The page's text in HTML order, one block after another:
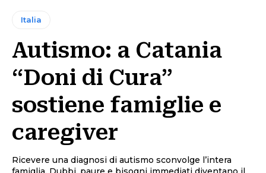
Italia
Autismo: a Catania
“Doni di Cura”
sostiene famiglie e
caregiver
Ricevere una diagnosi di autismo sconvolge l’intera